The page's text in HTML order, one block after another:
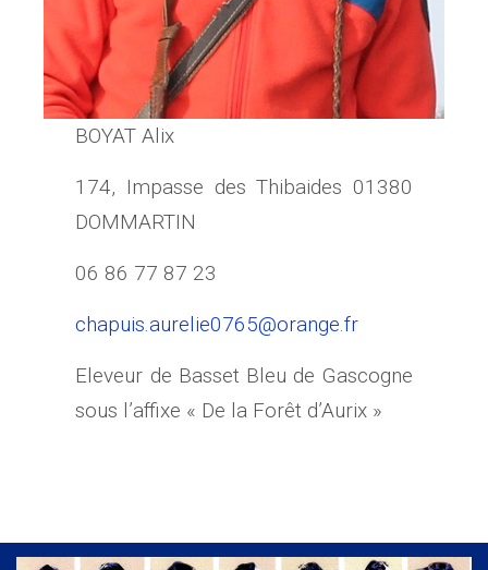
BOYAT Alix
174, Impasse des Thibaides 01380
DOMMARTIN
06 86 77 87 23
chapuis.aurelie0765@orange.fr
Eleveur de Basset Bleu de Gascogne
sous l’affixe « De la Forêt d’Aurix »